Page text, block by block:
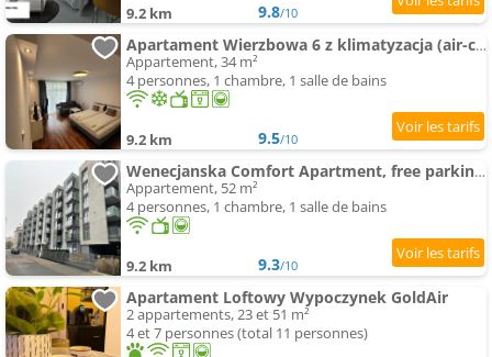
9.2 km 9.8/10
Apartament Wierzbowa 6 z klimatyzacja (air-conditioning)
Appartement, 34 m²
4 personnes, 1 chambre, 1 salle de bains
9.2 km 9.5/10
Wenecjanska Comfort Apartment, free parking, self check-in 24h
Appartement, 52 m²
4 personnes, 1 chambre, 1 salle de bains
9.2 km 9.3/10
Apartament Loftowy Wypoczynek GoldAir
2 appartements, 23 et 51 m²
4 et 7 personnes (total 11 personnes)